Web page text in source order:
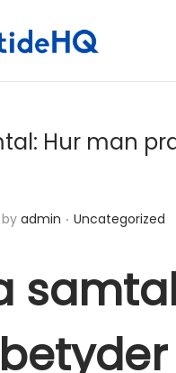
Hur man
by admin . Posted in
Uncategorized